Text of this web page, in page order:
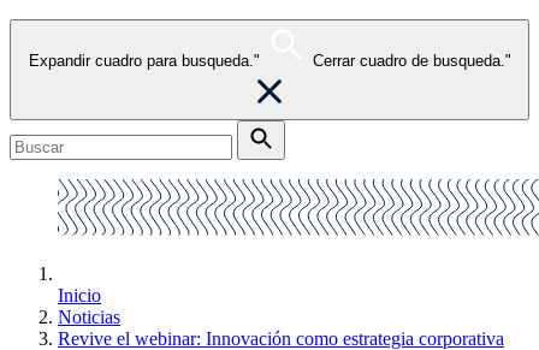
Expandir cuadro para busqueda." Cerrar cuadro de busqueda."
Inicio
Noticias
Revive el webinar: Innovación como estrategia corporativa